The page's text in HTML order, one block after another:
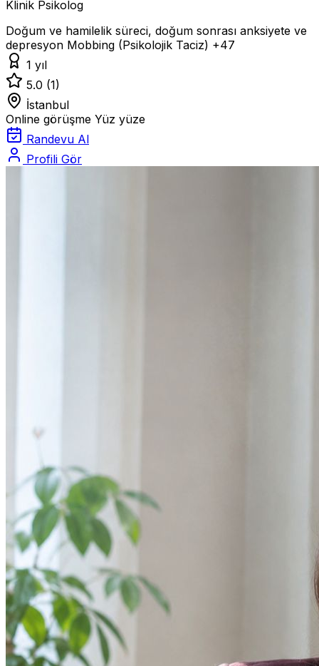
Klinik Psikolog
Doğum ve hamilelik süreci, doğum sonrası anksiyete ve
depresyon Mobbing (Psikolojik Taciz) +47
1 yıl
5.0 (1)
İstanbul
Online görüşme Yüz yüze
Randevu Al
Profili Gör